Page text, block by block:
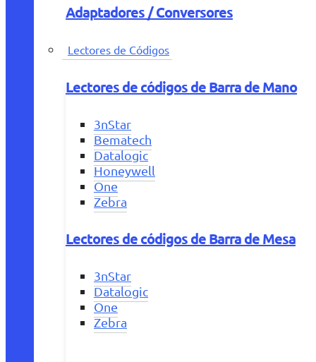
Adaptadores / Conversores
Lectores de Códigos
Lectores de códigos de Barra de Mano
3nStar
Bematech
Datalogic
Honeywell
One
Zebra
Lectores de códigos de Barra de Mesa
3nStar
Datalogic
One
Zebra